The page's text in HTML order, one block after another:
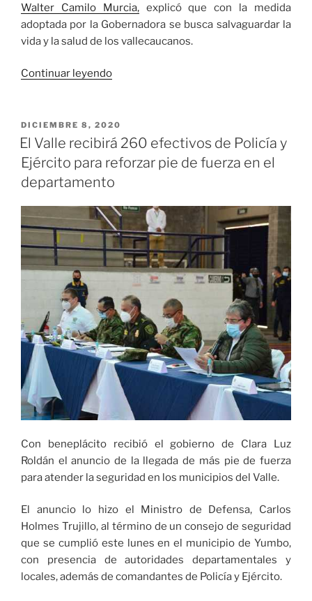
Walter Camilo Murcia,explicó que con la medida
adoptada por la Gobernadora se busca salvaguardar la
vida y la salud de los vallecaucanos.
Continuar leyendo«Gobernación
modifica
el
horario
toque
de
queda
y
la
ley
seca
para
40
municipios
entre
el
31
diciembre
y
el
3
enero»
PUBLICADO
EL
DICIEMBRE 8, 2020
El Valle recibirá 260 efectivos de Policía y
Ejército para reforzar pie de fuerza en el
departamento
Con beneplácito recibió el gobierno de Clara Luz
Roldán el anuncio de la llegada de más pie de fuerza
para atender la seguridad en los municipios del Valle.
El anuncio lo hizo el Ministro de Defensa, Carlos
Holmes Trujillo, al término de un consejo de seguridad
que se cumplió este lunes en el municipio de Yumbo,
con presencia de autoridades departamentales y
locales, además de comandantes de Policía y Ejército.